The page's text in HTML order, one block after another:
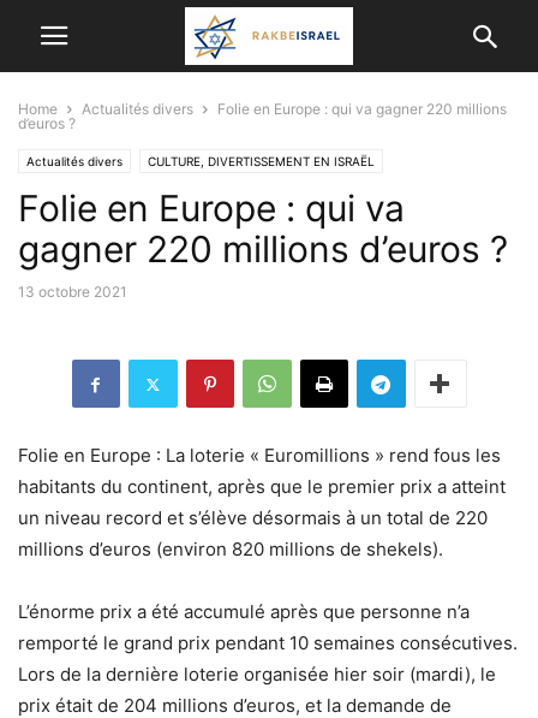
Home Actualités divers
Folie en Europe : qui va gagner 220 millions
d’euros ?
Actualités divers CULTURE, DIVERTISSEMENT EN ISRAËL
INFORMATIONS ÉTRANGÈRES
Folie en Europe : qui va
gagner 220 millions d’euros ?
13 octobre 2021
Folie en Europe : La loterie « Euromillions » rend fous les
habitants du continent, après que le premier prix a atteint
un niveau record et s’élève désormais à un total de 220
millions d’euros (environ 820 millions de shekels).
L’énorme prix a été accumulé après que personne n’a
remporté le grand prix pendant 10 semaines consécutives.
Lors de la dernière loterie organisée hier soir (mardi), le
prix était de 204 millions d’euros, et la demande de